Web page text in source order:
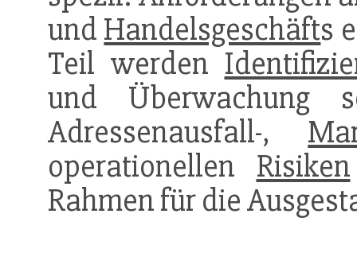
und Handelsgeschäfts
Teil werden
und Überwachung
Adressenausfall-,
operationellen Risiken
Rahmen für die